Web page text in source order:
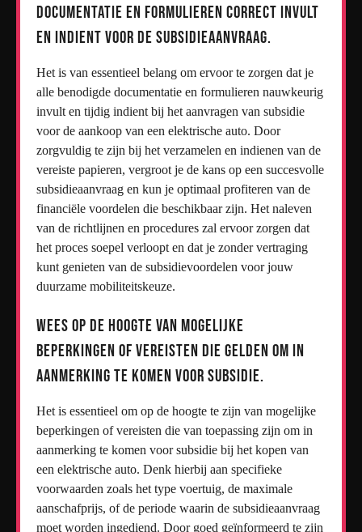
documentatie en formulieren correct invult
en indient voor de subsidieaanvraag.
Het is van essentieel belang om ervoor te zorgen dat je
alle benodigde documentatie en formulieren nauwkeurig
invult en tijdig indient bij het aanvragen van subsidie
voor de aankoop van een elektrische auto. Door
zorgvuldig te zijn bij het verzamelen en indienen van de
vereiste papieren, vergroot je de kans op een succesvolle
subsidieaanvraag en kun je optimaal profiteren van de
financiële voordelen die beschikbaar zijn. Het naleven
van de richtlijnen en procedures zal ervoor zorgen dat
het proces soepel verloopt en dat je zonder vertraging
kunt genieten van de subsidievoordelen voor jouw
duurzame mobiliteitskeuze.
Wees op de hoogte van mogelijke
beperkingen of vereisten die gelden om in
aanmerking te komen voor subsidie.
Het is essentieel om op de hoogte te zijn van mogelijke
beperkingen of vereisten die van toepassing zijn om in
aanmerking te komen voor subsidie bij het kopen van
een elektrische auto. Denk hierbij aan specifieke
voorwaarden zoals het type voertuig, de maximale
aanschafprijs, of de periode waarin de subsidieaanvraag
moet worden ingediend. Door goed geïnformeerd te zijn